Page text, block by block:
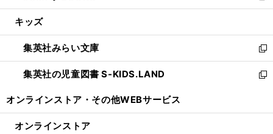
開
ウ
開
く
ン
ウ
で
開
く
ウ
ン
ド
ウ
で
し
ウ
ィ
ン
ド
開
キッズ
集英社みらい文庫
新
し
い
ン
集英社の児童図書 S-KIDS.LAND
新
ウ
オンラインストア・ その他WEBサービス
オンラインストア